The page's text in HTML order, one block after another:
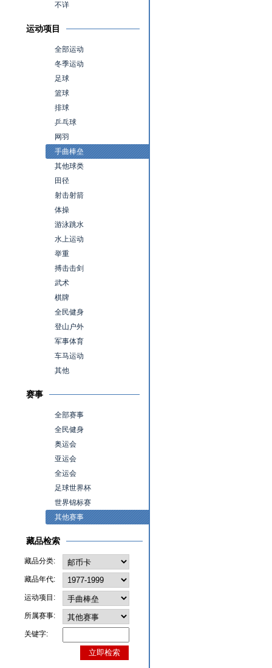
不详
运动项目
全部运动
冬季运动
足球
篮球
排球
乒乓球
网羽
手曲棒垒
其他球类
田径
射击射箭
体操
游泳跳水
水上运动
举重
搏击击剑
武术
棋牌
全民健身
登山户外
军事体育
车马运动
其他
赛事
全部赛事
全民健身
奥运会
亚运会
全运会
足球世界杯
世界锦标赛
其他赛事
藏品检索
藏品分类:
藏品年代:
运动项目:
所属赛事:
关键字: